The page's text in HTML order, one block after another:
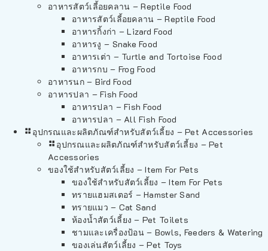
อาหารสัตว์เลี้อยคลาน – Reptile Food
อาหารสัตว์เลี้อยคลาน – Reptile Food
อาหารกิ้งก่า – Lizard Food
อาหารงู – Snake Food
อาหารเต่า – Turtle and Tortoise Food
อาหารกบ – Frog Food
อาหารนก – Bird Food
อาหารปลา – Fish Food
อาหารปลา – Fish Food
อาหารปลา – All Fish Food
อุปกรณและผลิตภัณฑ์สำหรับสัตว์เลี้ยง – Pet Accessories
อุปกรณและผลิตภัณฑ์สำหรับสัตว์เลี้ยง – Pet
Accessories
ของใช้สำหรับสัตว์เลี้ยง – Item For Pets
ของใช้สำหรับสัตว์เลี้ยง – Item For Pets
ทรายแฮมสเตอร์ – Hamster Sand
ทรายแมว – Cat Sand
ห้องน้ำสัตว์เลี้ยง – Pet Toilets
ชามและเครื่องป้อน – Bowls, Feeders & Watering
ของเล่นสัตว์เลี้ยง – Pet Toys